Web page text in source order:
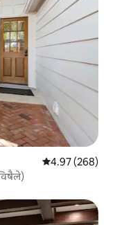
औसत रेटिंग 5 में से
4.97 (268)